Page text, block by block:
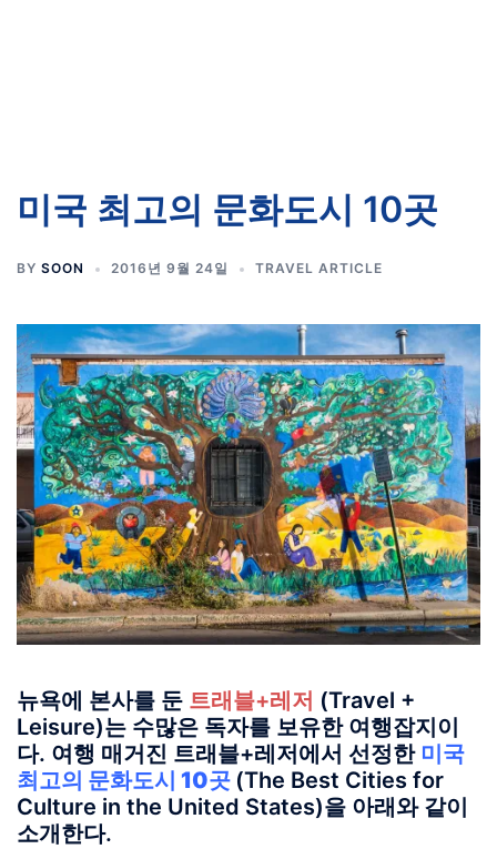
미국 최고의 문화도시 10곳
BY SOON 2016년 9월 24일 TRAVEL ARTICLE
뉴욕에 본사를 둔 트래블+레저 (Travel +
Leisure)는 수많은 독자를 보유한 여행잡지이
다. 여행 매거진 트래블+레저에서 선정한 미국
최고의 문화도시 10곳 (The Best Cities for
Culture in the United States)을 아래와 같이
소개한다.